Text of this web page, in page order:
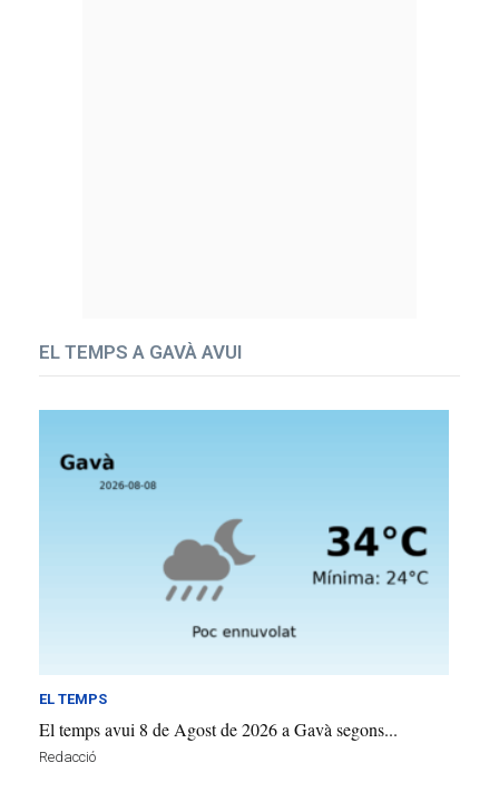
EL TEMPS A GAVÀ AVUI
EL TEMPS
El temps avui 8 de Agost de 2026 a Gavà segons...
Redacció